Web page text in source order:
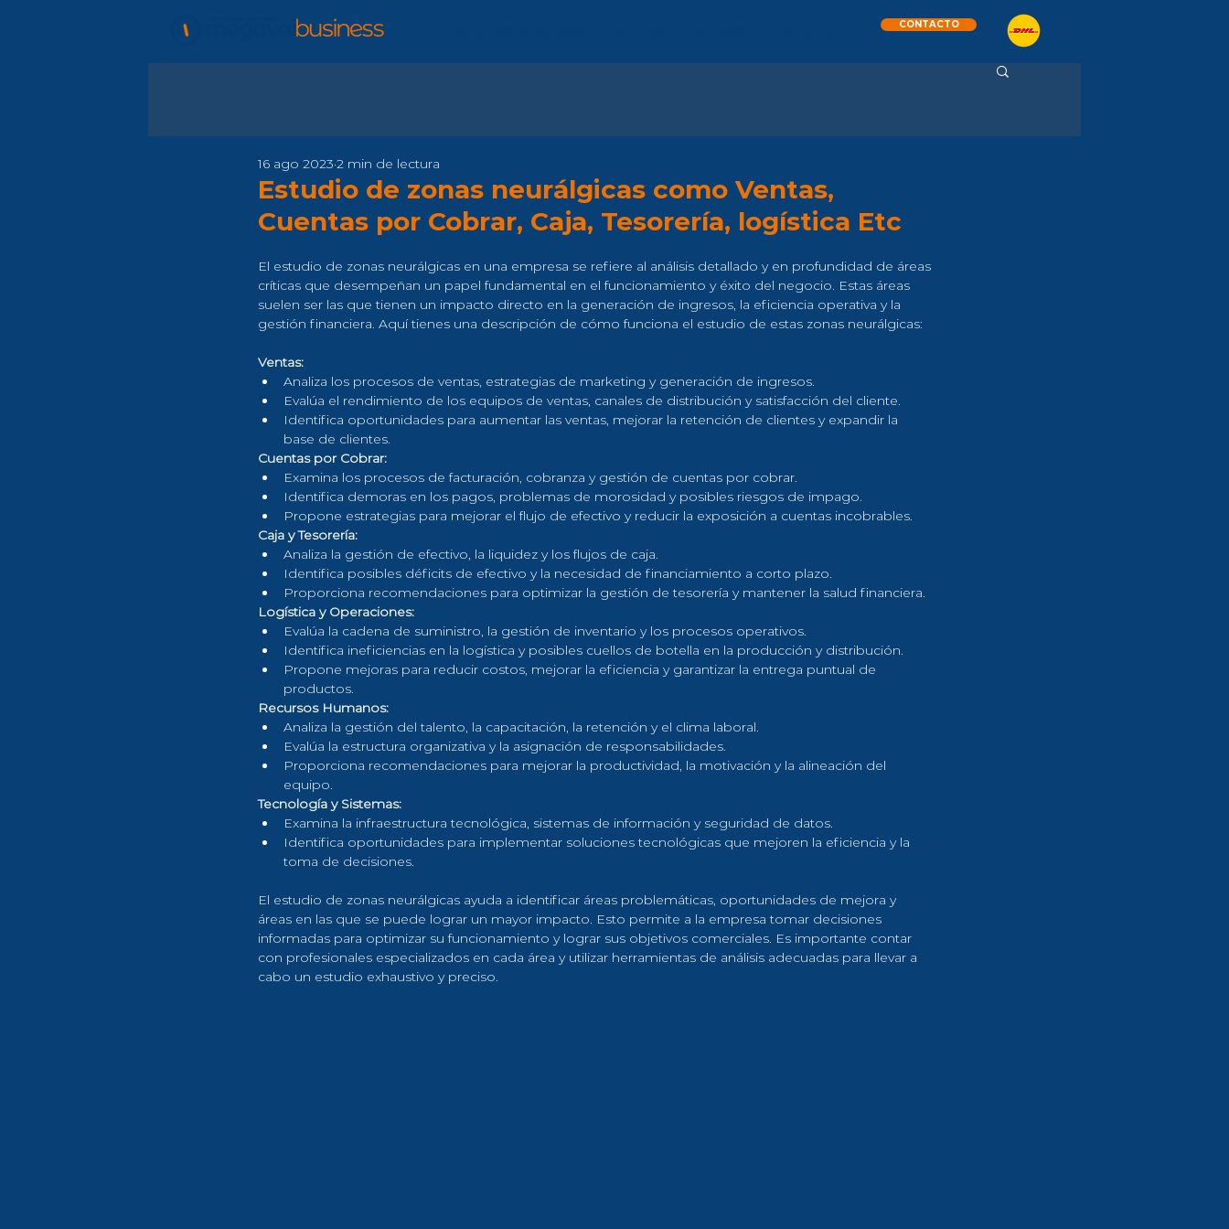
CONTACTO
Estudio de zonas neurálgicas como Ventas,
Cuentas por Cobrar, Caja, Tesorería, logística Etc
16 ago 2023 2 min de lectura
El estudio de zonas neurálgicas en una empresa se refiere al análisis detallado y en profundidad de áreas
críticas que desempeñan un papel fundamental en el funcionamiento y éxito del negocio. Estas áreas
suelen ser las que tienen un impacto directo en la generación de ingresos, la eficiencia operativa y la
gestión financiera. Aquí tienes una descripción de cómo funciona el estudio de estas zonas neurálgicas:
Ventas:
Analiza los procesos de ventas, estrategias de marketing y generación de ingresos.
Evalúa el rendimiento de los equipos de ventas, canales de distribución y satisfacción del cliente.
Identifica oportunidades para aumentar las ventas, mejorar la retención de clientes y expandir la
base de clientes.
Cuentas por Cobrar:
Examina los procesos de facturación, cobranza y gestión de cuentas por cobrar.
Identifica demoras en los pagos, problemas de morosidad y posibles riesgos de impago.
Propone estrategias para mejorar el flujo de efectivo y reducir la exposición a cuentas incobrables.
Caja y Tesorería:
Analiza la gestión de efectivo, la liquidez y los flujos de caja.
Identifica posibles déficits de efectivo y la necesidad de financiamiento a corto plazo.
Proporciona recomendaciones para optimizar la gestión de tesorería y mantener la salud financiera.
Logística y Operaciones:
Evalúa la cadena de suministro, la gestión de inventario y los procesos operativos.
Identifica ineficiencias en la logística y posibles cuellos de botella en la producción y distribución.
Propone mejoras para reducir costos, mejorar la eficiencia y garantizar la entrega puntual de
productos.
Recursos Humanos:
Analiza la gestión del talento, la capacitación, la retención y el clima laboral.
Evalúa la estructura organizativa y la asignación de responsabilidades.
Proporciona recomendaciones para mejorar la productividad, la motivación y la alineación del
equipo.
Tecnología y Sistemas:
Examina la infraestructura tecnológica, sistemas de información y seguridad de datos.
Identifica oportunidades para implementar soluciones tecnológicas que mejoren la eficiencia y la
toma de decisiones.
El estudio de zonas neurálgicas ayuda a identificar áreas problemáticas, oportunidades de mejora y
áreas en las que se puede lograr un mayor impacto. Esto permite a la empresa tomar decisiones
informadas para optimizar su funcionamiento y lograr sus objetivos comerciales. Es importante contar
con profesionales especializados en cada área y utilizar herramientas de análisis adecuadas para llevar a
cabo un estudio exhaustivo y preciso.